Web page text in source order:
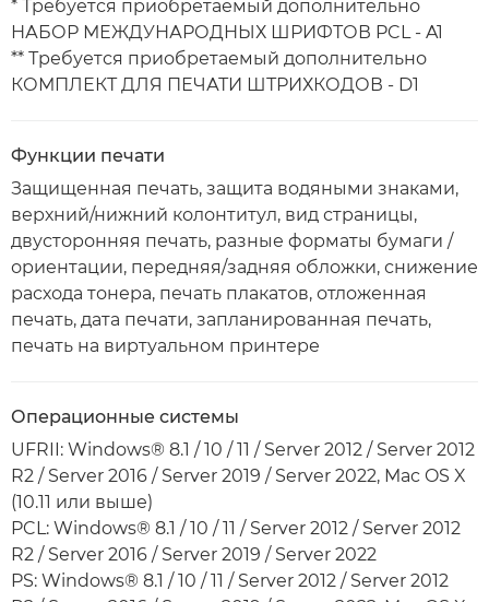
* Требуется приобретаемый дополнительно
НАБОР МЕЖДУНАРОДНЫХ ШРИФТОВ PCL - A1
** Требуется приобретаемый дополнительно
КОМПЛЕКТ ДЛЯ ПЕЧАТИ ШТРИХКОДОВ - D1
Функции печати
Защищенная печать, защита водяными знаками,
верхний/нижний колонтитул, вид страницы,
двусторонняя печать, разные форматы бумаги /
ориентации, передняя/задняя обложки, снижение
расхода тонера, печать плакатов, отложенная
печать, дата печати, запланированная печать,
печать на виртуальном принтере
Операционные системы
UFRII: Windows® 8.1 / 10 / 11 / Server 2012 / Server 2012
R2 / Server 2016 / Server 2019 / Server 2022, Mac OS X
(10.11 или выше)
PCL: Windows® 8.1 / 10 / 11 / Server 2012 / Server 2012
R2 / Server 2016 / Server 2019 / Server 2022
PS: Windows® 8.1 / 10 / 11 / Server 2012 / Server 2012